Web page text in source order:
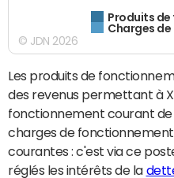
Produits
Charges
© JDN 2026
Les produits de
des revenus permettant à
fonctionnement courant de
charges de
courantes : c'est via ce
réglés les intérêts de la